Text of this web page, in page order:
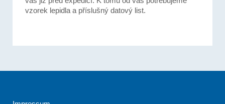
vzorek lepidla a příslušný datový list.